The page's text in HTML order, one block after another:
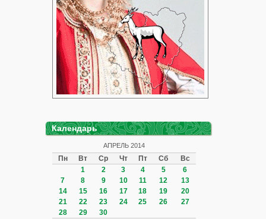
Календарь
АПРЕЛЬ 2014
Пн Вт Ср Чт Пт Сб Вс
1 2 3 4 5
6
7
8 9 10 11 12
13
14
15 16 17 18 19
20
21
22 23 24 25 26
27
28
29 30